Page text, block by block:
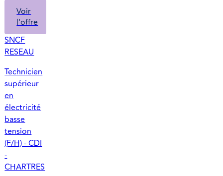
Voir
l'offre
SNCF
RESEAU
Technicien
supérieur
en
électricité
basse
tension
(F/H) - CDI
-
CHARTRES